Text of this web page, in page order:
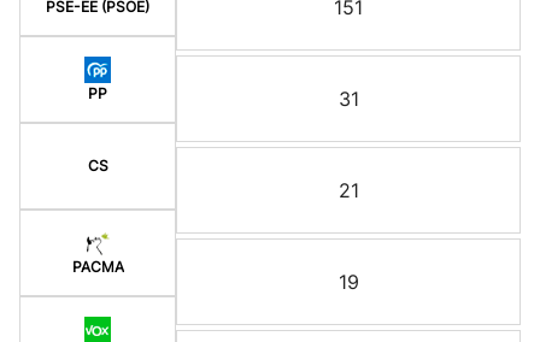
PSE-EE (PSOE)
PP
CS
PACMA
151
31
21
19